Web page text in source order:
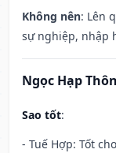
Không nên: Lên
sự nghiệp, nhập
Ngọc Hạp
Sao tốt:
- Tuế Hợp: Tốt